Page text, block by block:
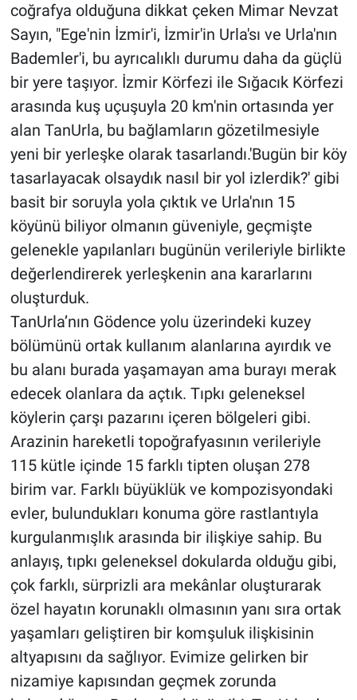
coğrafya olduğuna dikkat çeken Mimar Nevzat
Sayın, "Ege'nin İzmir'i, İzmir'in Urla'sı ve Urla'nın
Bademler'i, bu ayrıcalıklı durumu daha da güçlü
bir yere taşıyor. İzmir Körfezi ile Sığacık Körfezi
arasında kuş uçuşuyla 20 km'nin ortasında yer
alan TanUrla, bu bağlamların gözetilmesiyle
yeni bir yerleşke olarak tasarlandı.'Bugün bir köy
tasarlayacak olsaydık nasıl bir yol izlerdik?' gibi
basit bir soruyla yola çıktık ve Urla'nın 15
köyünü biliyor olmanın güveniyle, geçmişte
gelenekle yapılanları bugünün verileriyle birlikte
değerlendirerek yerleşkenin ana kararlarını
oluşturduk.
TanUrla’nın Gödence yolu üzerindeki kuzey
bölümünü ortak kullanım alanlarına ayırdık ve
bu alanı burada yaşamayan ama burayı merak
edecek olanlara da açtık. Tıpkı geleneksel
köylerin çarşı pazarını içeren bölgeleri gibi.
Arazinin hareketli topoğrafyasının verileriyle
115 kütle içinde 15 farklı tipten oluşan 278
birim var. Farklı büyüklük ve kompozisyondaki
evler, bulundukları konuma göre rastlantıyla
kurgulanmışlık arasında bir ilişkiye sahip. Bu
anlayış, tıpkı geleneksel dokularda olduğu gibi,
çok farklı, sürprizli ara mekânlar oluşturarak
özel hayatın korunaklı olmasının yanı sıra ortak
yaşamları geliştiren bir komşuluk ilişkisinin
altyapısını da sağlıyor. Evimize gelirken bir
nizamiye kapısından geçmek zorunda